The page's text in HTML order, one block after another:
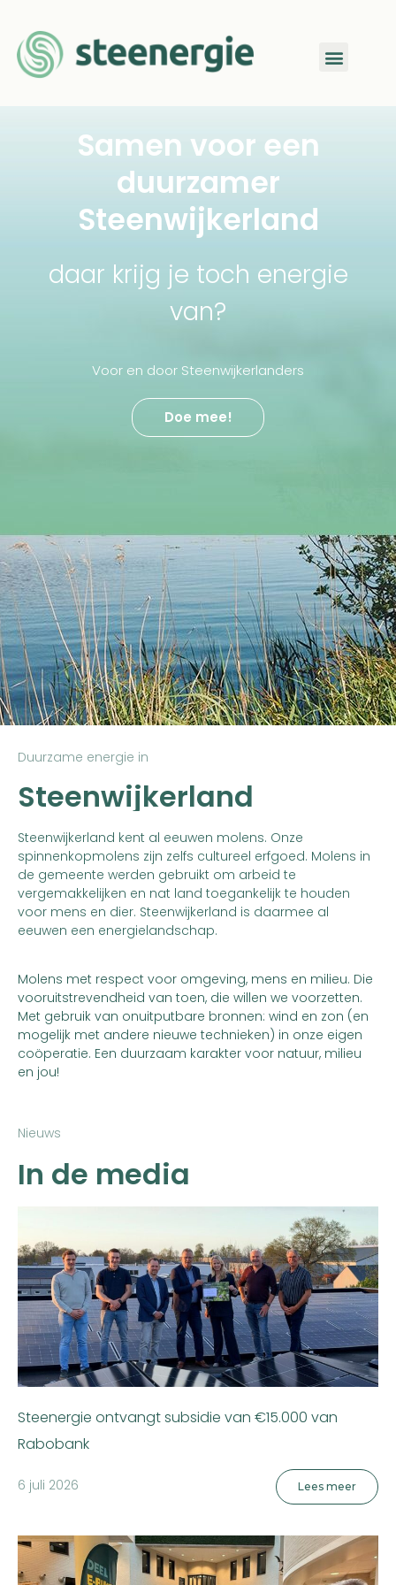
Samen voor een
duurzamer
Steenwijkerland
daar krijg je toch energie
van?
Voor en door Steenwijkerlanders
Doe mee!
Duurzame energie in
Steenwijkerland
Steenwijkerland kent al eeuwen molens. Onze
spinnenkopmolens zijn zelfs cultureel erfgoed. Molens in
de gemeente werden gebruikt om arbeid te
vergemakkelijken en nat land toegankelijk te houden
voor mens en dier. Steenwijkerland is daarmee al
eeuwen een energielandschap.
Molens met respect voor omgeving, mens en milieu. Die
vooruitstrevendheid van toen, die willen we voorzetten.
Met gebruik van onuitputbare bronnen: wind en zon (en
mogelijk met andere nieuwe technieken) in onze eigen
coöperatie. Een duurzaam karakter voor natuur, milieu
en jou!
Nieuws
In de media
Steenergie ontvangt subsidie van €15.000 van
Rabobank
6 juli 2026 Lees meer